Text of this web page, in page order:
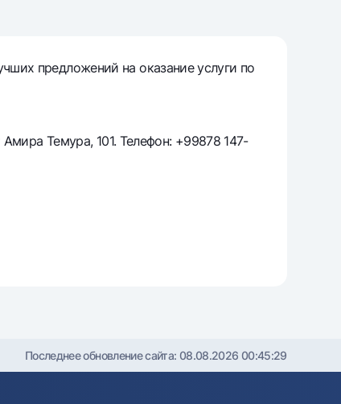
Milliy
предложений на оказание услуги по
Темура, 101. Телефон: +99878 147-
Последнее обновление сайта: 08.08.2026 00:45:29